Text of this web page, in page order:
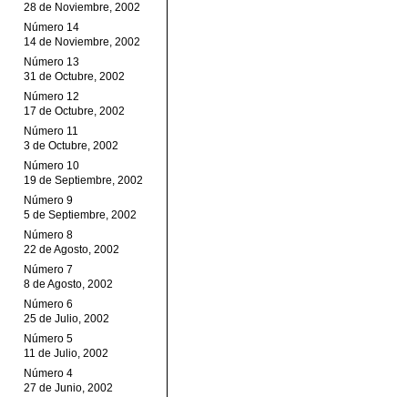
28 de Noviembre, 2002
Número 14
14 de Noviembre, 2002
Número 13
31 de Octubre, 2002
Número 12
17 de Octubre, 2002
Número 11
3 de Octubre, 2002
Número 10
19 de Septiembre, 2002
Número 9
5 de Septiembre, 2002
Número 8
22 de Agosto, 2002
Número 7
8 de Agosto, 2002
Número 6
25 de Julio, 2002
Número 5
11 de Julio, 2002
Número 4
27 de Junio, 2002